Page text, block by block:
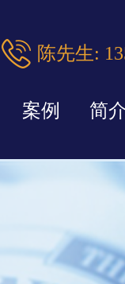
陈先生:
案例 简